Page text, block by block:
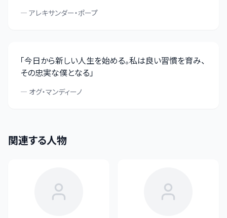
— アレキサンダー・ポープ
「今日から新しい人生を始める。私は良い習慣を育み、
その忠実な僕となる」
— オグ・マンディーノ
関連する人物